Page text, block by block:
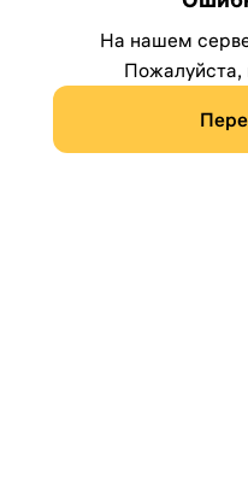
На нашем
Пожалуйста,